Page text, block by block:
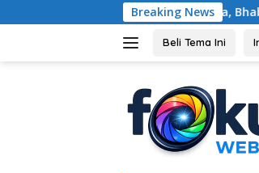
ke
Breaking News
Pangan Desa, Bhabinkamtibmas
Beli Tema Ini